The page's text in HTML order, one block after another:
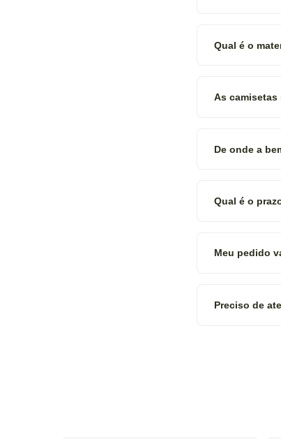
Qual é o
As camisetas
De onde a
Qual é o
Meu pedido
Preciso de